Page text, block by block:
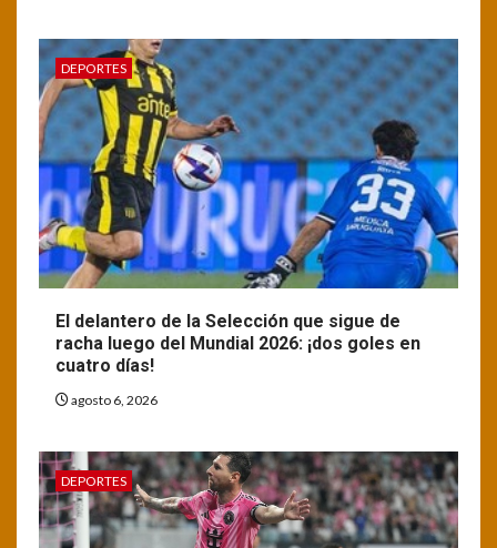
DEPORTES
El delantero de la Selección que sigue de
racha luego del Mundial 2026: ¡dos goles en
cuatro días!
agosto 6, 2026
DEPORTES